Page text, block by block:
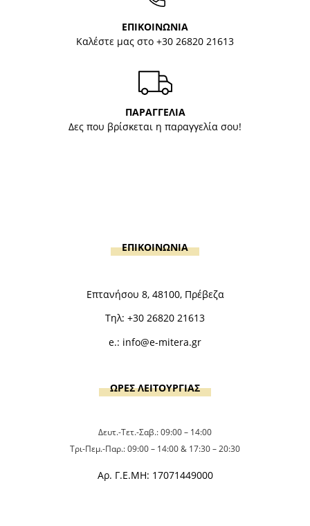
ΕΠΙΚΟΙΝΩΝΙΑ
Καλέστε μας στο +30 26820 21613
ΠΑΡΑΓΓΕΛΙΑ
Δες που βρίσκεται η παραγγελία σου!
ΕΠΙΚΟΙΝΩΝΙΑ
Επτανήσου 8, 48100, Πρέβεζα
Τηλ: +30 26820 21613
e.: info@e-mitera.gr
ΩΡΕΣ ΛΕΙΤΟΥΡΓΙΑΣ
Δευτ.-Τετ.-Σαβ.: 09:00 – 14:00
Τρι-Πεμ.-Παρ.: 09:00 – 14:00 & 17:30 – 20:30
Αρ. Γ.Ε.ΜΗ: 17071449000